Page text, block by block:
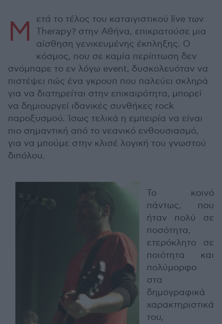
Μ
ετά το τέλος του καταιγιστικού live των
Therapy? στην Αθήνα, επικρατούσε μια
αίσθηση γενικευμένης έκπληξης. Ο
κόσμος, που σε καμία περίπτωση δεν
σνόμπαρε το εν λόγω event, δυσκολευόταν να
πιστέψει πώς ένα γκρουπ που παλεύει σκληρά
για να διατηρείται στην επικαιρότητα, μπορεί
να δημιουργεί ιδανικές συνθήκες rock
παροξυσμού. Ίσως τελικά η εμπειρία να είναι
πιο σημαντική από το νεανικό ενθουσιασμό,
για να μπούμε στην κλισέ λογική του γνωστού
διπόλου.
Το κοινό
πάντως, που
ήταν πολύ σε
ποσότητα,
ετερόκλητο σε
ποιότητα και
πολύμορφο
στα
δημογραφικά
χαρακτηριστικά
του,